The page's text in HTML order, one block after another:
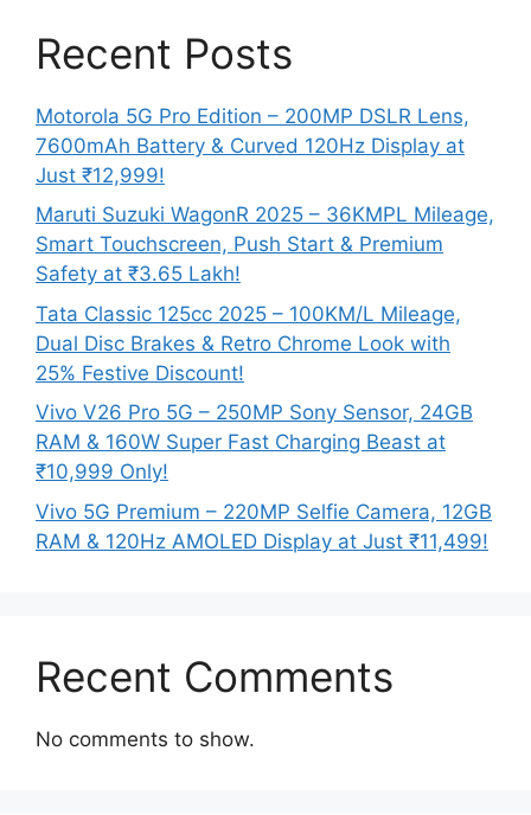
Recent Posts
Motorola 5G Pro Edition – 200MP DSLR Lens,
7600mAh Battery & Curved 120Hz Display at
Just ₹12,999!
Maruti Suzuki WagonR 2025 – 36KMPL Mileage,
Smart Touchscreen, Push Start & Premium
Safety at ₹3.65 Lakh!
Tata Classic 125cc 2025 – 100KM/L Mileage,
Dual Disc Brakes & Retro Chrome Look with
25% Festive Discount!
Vivo V26 Pro 5G – 250MP Sony Sensor, 24GB
RAM & 160W Super Fast Charging Beast at
₹10,999 Only!
Vivo 5G Premium – 220MP Selfie Camera, 12GB
RAM & 120Hz AMOLED Display at Just ₹11,499!
Recent Comments
No comments to show.